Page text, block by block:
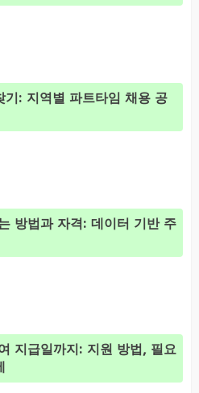
: 지역별 파트타임 채용 공
방법과 자격: 데이터 기반 주
지급일까지: 지원 방법, 필요